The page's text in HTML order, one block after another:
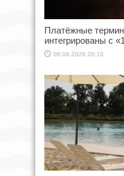
Платёжные
интегрированы с
06.08.2026 20:10